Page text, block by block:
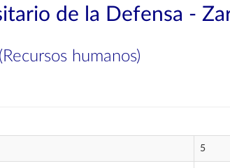
de la Defensa -
humanos)
5